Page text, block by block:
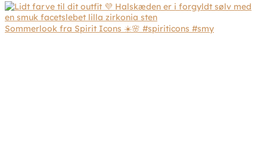
Sommerlook fra Spirit Icons ☀️🌸 #spiriticons #smy